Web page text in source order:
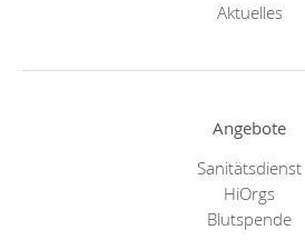
Aktuelles
Angebote
Sanitätsdienst
HiOrgs
Blutspende